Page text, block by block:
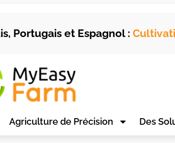
Portugais et Espagnol :
Agriculture de Précision Des